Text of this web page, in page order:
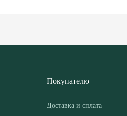
Покупателю
Доставка и оплата